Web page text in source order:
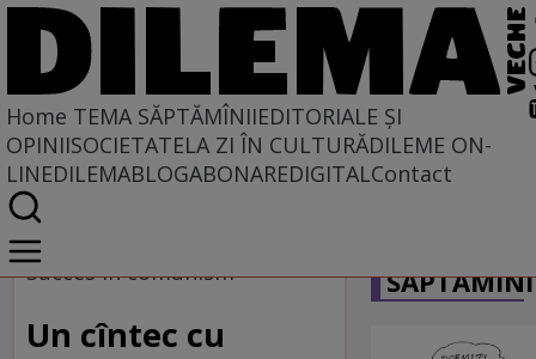
Home TEMA SĂPTĂMÎNIIEDITORIALE ȘI
OPINIISOCIETATELA ZI ÎN CULTURĂDILEME ON-
LINEDILEMABLOGABONAREDIGITALContact
Home
Tema săptămînii
Succes în comunism
Un cîntec cu